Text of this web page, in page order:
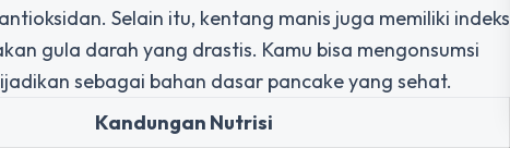
Selain itu, kentang manis juga memiliki indeks
gula darah yang drastis. Kamu bisa mengonsumsi
sebagai bahan dasar pancake yang sehat.
Kandungan Nutrisi